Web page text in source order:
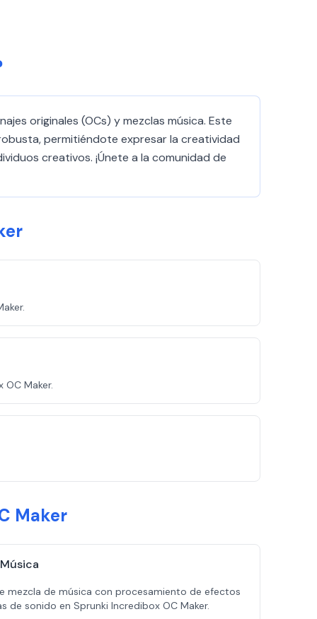
originales (OCs) y mezclas música. Este
permitiéndote expresar la creatividad
creativos. ¡Únete a la comunidad de
Maker.
Maker
mezcla de música con procesamiento de efectos
de sonido en Sprunki Incredibox OC Maker.